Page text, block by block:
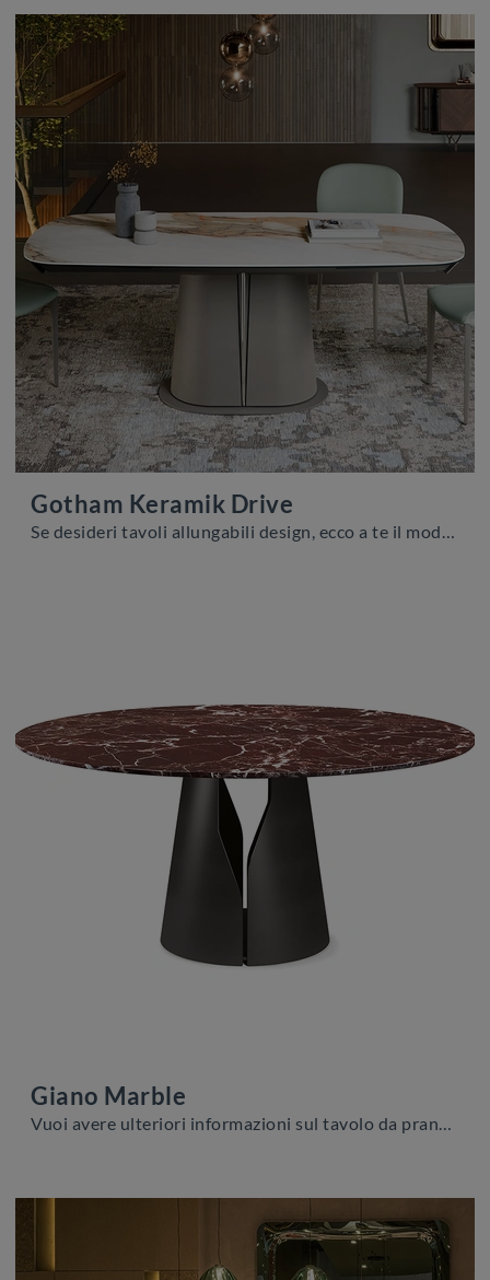
Gotham Keramik Drive
Se desideri tavoli allungabili design, ecco a te il modello da pranzo in ceramica Gotham Keramik Drive del marchio Cattelan Italia.
Giano Marble
Vuoi avere ulteriori informazioni sul tavolo da pranzo Giano Marble di Cattelan Italia? Clicca e scopri di più sui modelli fissi della firma.